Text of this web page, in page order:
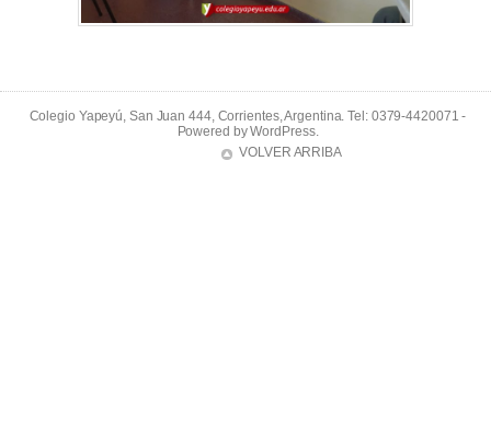
Colegio Yapeyú, San Juan 444, Corrientes, Argentina. Tel: 0379-4420071 -
Powered byWordPress.
VOLVER ARRIBA